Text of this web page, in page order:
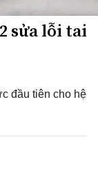
sửa lỗi tai
đầu tiên cho hệ